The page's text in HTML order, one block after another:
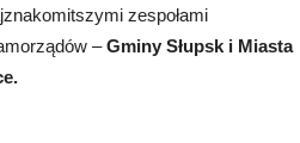
zespołami
–Gminy Słupsk i Miasta